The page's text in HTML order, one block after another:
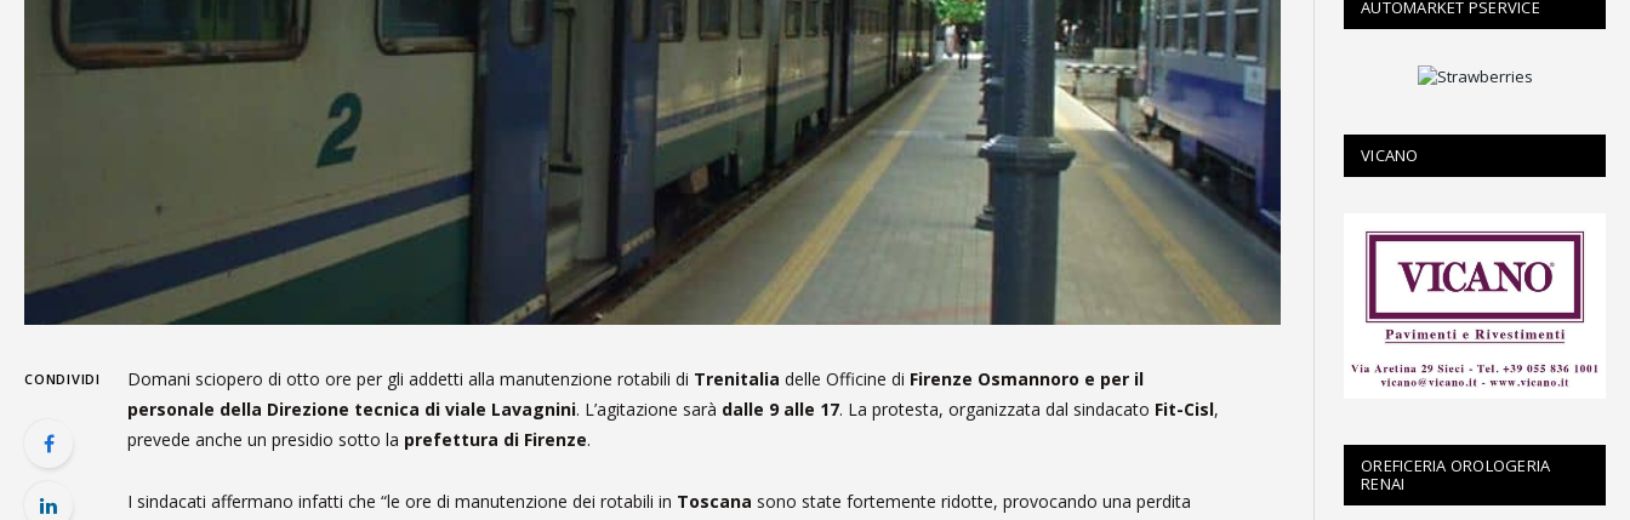
CONDIVIDI Domani sciopero di otto ore per gli addetti alla manutenzione rotabili di Trenitalia delle Officine di Firenze Osmannoro e per il
personale della Direzione tecnica di viale Lavagnini. L’agitazione sarà dalle 9 alle 17. La protesta, organizzata dal sindacato Fit-Cisl,
prevede anche un presidio sotto la prefettura di Firenze.
I sindacati affermano infatti che “le ore di manutenzione dei rotabili in Toscana sono state fortemente ridotte, provocando una perdita
AUTOMARKET PSERVICE
VICANO
OREFICERIA OROLOGERIA
RENAI